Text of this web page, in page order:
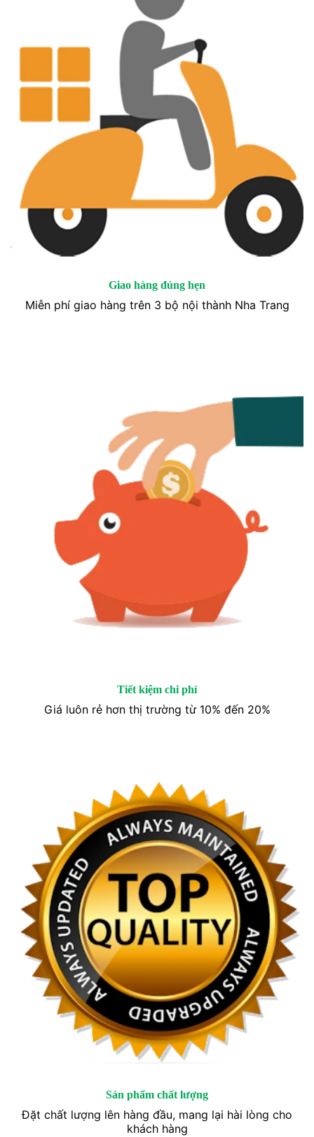
Giao hàng đúng hẹn
Miễn phí giao hàng trên 3 bộ nội thành Nha Trang
Tiết kiệm chi phí
Giá luôn rẻ hơn thị trường từ 10% đến 20%
Sản phẩm chất lượng
Đặt chất lượng lên hàng đầu, mang lại hài lòng cho
khách hàng